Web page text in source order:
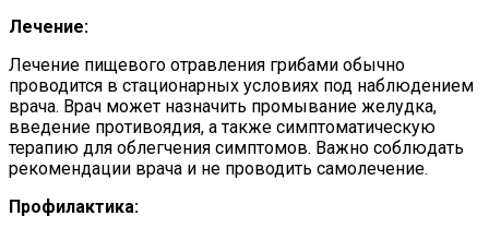
Лечение:
Лечение пищевого отравления грибами обычно
проводится в стационарных условиях под наблюдением
врача. Врач может назначить промывание желудка,
введение противоядия, а также симптоматическую
терапию для облегчения симптомов. Важно соблюдать
рекомендации врача и не проводить самолечение.
Профилактика: